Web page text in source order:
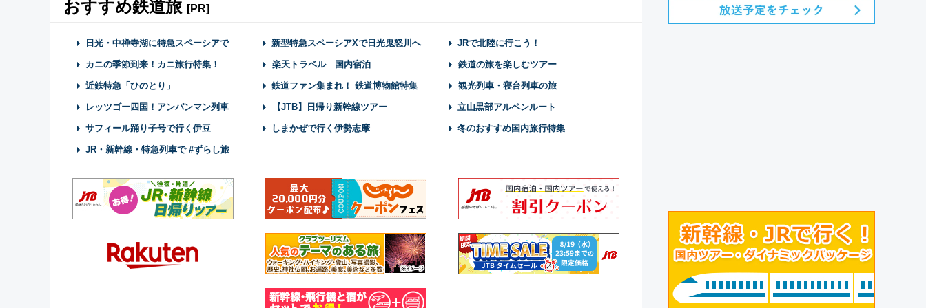
おすすめ鉄道旅 [PR]
日光・中禅寺湖に特急スペーシアで 新型特急スペーシアXで日光鬼怒川へ JRで北陸に行こう！
カニの季節到来！カニ旅行特集！ 楽天トラベル 国内宿泊 鉄道の旅を楽しむツアー
近鉄特急「ひのとり」 鉄道ファン集まれ！ 鉄道博物館特集 観光列車・寝台列車の旅
レッツゴー四国！アンパンマン列車 【JTB】日帰り新幹線ツアー 立山黒部アルペンルート
サフィール踊り子号で行く伊豆 しまかぜで行く伊勢志摩 冬のおすすめ国内旅行特集
JR・新幹線・特急列車で #ずらし旅